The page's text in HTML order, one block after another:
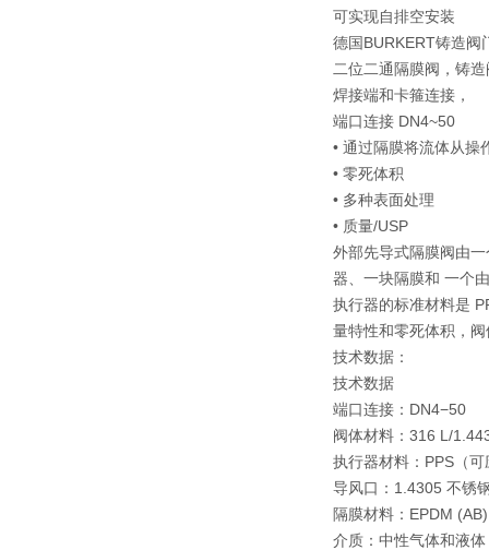
可实现自排空安装
德国BURKERT铸造阀
二位二通隔膜阀，铸
焊接端和卡箍连接，
端口连接 DN4~50
• 通过隔膜将流体从操
• 零死体积
• 多种表面处理
• 质量/USP
外部先导式隔膜阀由
器、一块隔膜和 一个
执行器的标准材料是
量特性和零死体积，
技术数据：
技术数据
端口连接：DN4−50
阀体材料：316 L/
执行器材料：PPS（
导风口：1.4305 不锈
隔膜材料：EPDM
介质：中性气体和液